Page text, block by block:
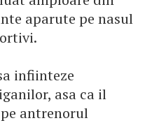
aparute pe nasul
infiinteze
asa ca il
antrenorul